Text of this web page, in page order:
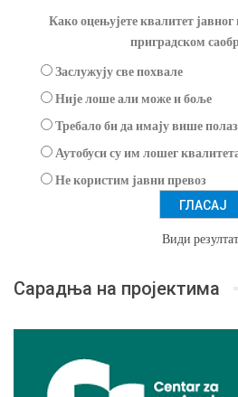
Како оцењујете квалитет
приградском
Заслужују све похвале
Није лоше али може и боље
Требало би да имају више
Аутобуси су им лошег
Не користим јавни превоз
Види
Сарадња на пројектима